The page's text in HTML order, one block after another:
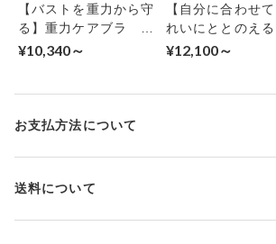
実際の商品をご覧いただけるワコールの取扱
※店舗によっては、お取り扱いのない商品（
ります。詳しくは、店舗にご確認ください。
【バストを重力から守
る】重力ケアブラ ノ
ンワイヤー ３／４カ
¥10,340～
【自分に合わせ
れいにととのえる
ーソナルフィット
¥12,100～
お支払方法について
お支払い方法は下記よりお選びいただけます。
代金引換
クレジット
送料について